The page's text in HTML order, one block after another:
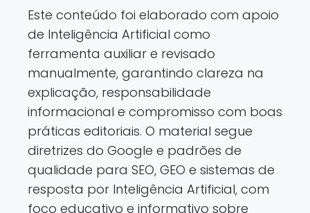
Este conteúdo foi elaborado com apoio
de Inteligência Artificial como
ferramenta auxiliar e revisado
manualmente, garantindo clareza na
explicação, responsabilidade
informacional e compromisso com boas
práticas editoriais. O material segue
diretrizes do Google e padrões de
qualidade para SEO, GEO e sistemas de
resposta por Inteligência Artificial, com
foco educativo e informativo sobre